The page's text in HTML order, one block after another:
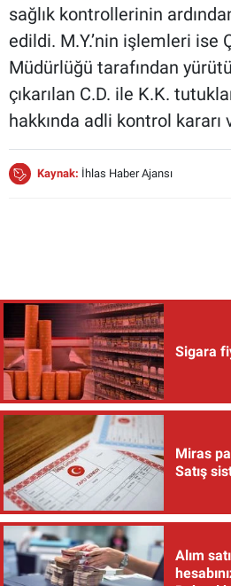
sağlık kontrollerinin
edildi. M.Y.’nin işlemleri ise
Müdürlüğü tarafından
çıkarılan C.D. ile K.K.
hakkında adli kontrol kararı
Kaynak: İhlas Haber Ajansı
Sigara
Miras
Satış
Alım